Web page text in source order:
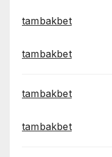
tambakbet
tambakbet
tambakbet
tambakbet